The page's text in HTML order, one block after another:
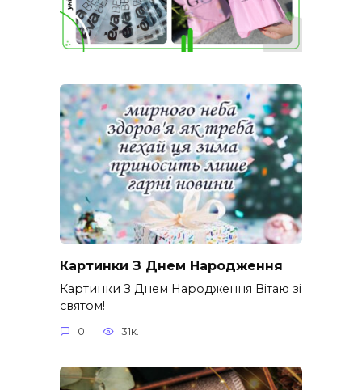
Картинки З Днем Народження
Картинки З Днем Народження Вітаю зі
святом!
0 31к.